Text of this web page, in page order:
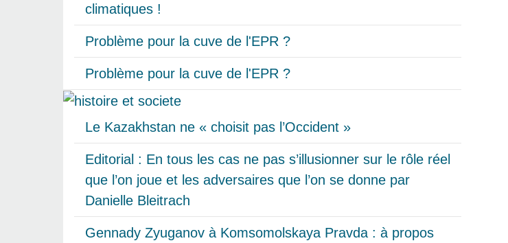
climatiques !
Problème pour la cuve de l'EPR ?
Problème pour la cuve de l'EPR ?
Le Kazakhstan ne « choisit pas l’Occident »
Editorial : En tous les cas ne pas s’illusionner sur le rôle réel
que l’on joue et les adversaires que l’on se donne par
Danielle Bleitrach
Gennady Zyuganov à Komsomolskaya Pravda : à propos